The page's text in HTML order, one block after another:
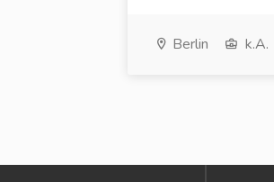
Berlin k.A.